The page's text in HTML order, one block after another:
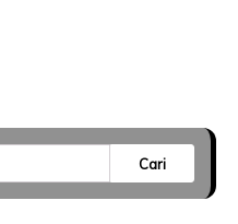
Cari